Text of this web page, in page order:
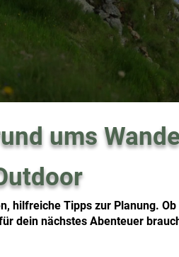
ums
hilfreiche Tipps zur Planung.
dein nächstes Abenteuer